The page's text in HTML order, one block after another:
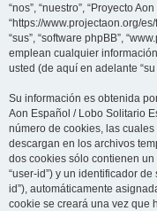
“nos”, “nuestro”, “Proyecto
“https://www.projectaon.org/
“sus”, “software phpBB”,
emplean cualquier
usted (de aquí en adelante
Su información es obtenida
Aon Español / Lobo Solitario
número de cookies, las
descargan en los archivos
dos cookies sólo contienen
“user-id”) y un identificador
id”), automáticamente
cookie se creará una vez que